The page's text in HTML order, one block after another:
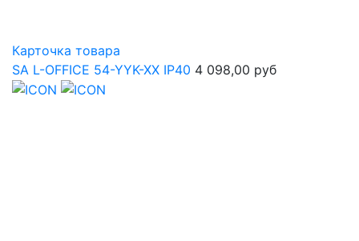
Карточка товара
SA L-OFFICE 54-YYK-XX IP40 4 098,00 руб